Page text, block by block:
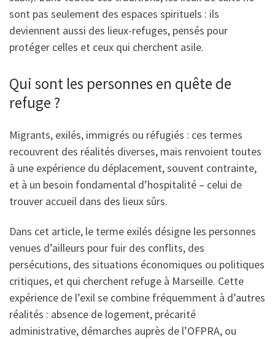
sont pas seulement des espaces spirituels : ils
deviennent aussi des lieux-refuges, pensés pour
protéger celles et ceux qui cherchent asile.
Qui sont les personnes en quête de
refuge ?
Migrants, exilés, immigrés ou réfugiés : ces termes
recouvrent des réalités diverses, mais renvoient toutes
à une expérience du déplacement, souvent contrainte,
et à un besoin fondamental d’hospitalité – celui de
trouver accueil dans des lieux sûrs.
Dans cet article, le terme exilés désigne les personnes
venues d’ailleurs pour fuir des conflits, des
persécutions, des situations économiques ou politiques
critiques, et qui cherchent refuge à Marseille. Cette
expérience de l’exil se combine fréquemment à d’autres
réalités : absence de logement, précarité
administrative, démarches auprès de l’OFPRA, ou